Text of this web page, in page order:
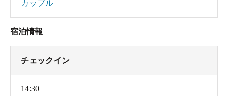
カップル
宿泊情報
チェックイン
14:30